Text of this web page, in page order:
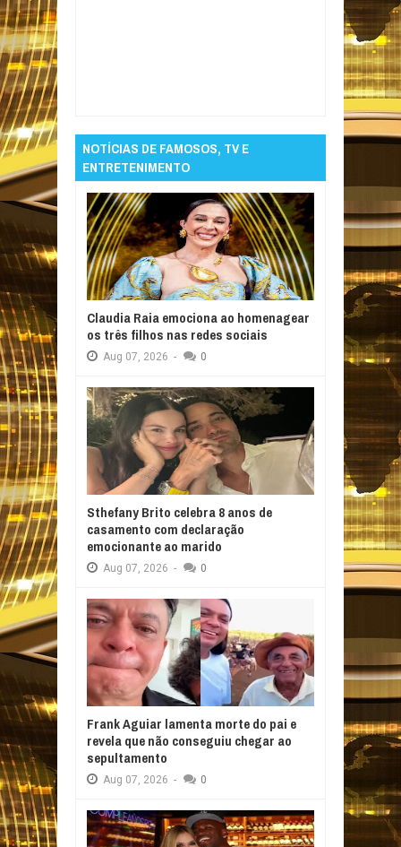
NOTÍCIAS DE FAMOSOS, TV E
ENTRETENIMENTO
Claudia Raia emociona ao homenagear
os três filhos nas redes sociais
Aug 07, 2026 - 0
Sthefany Brito celebra 8 anos de
casamento com declaração
emocionante ao marido
Aug 07, 2026 - 0
Frank Aguiar lamenta morte do pai e
revela que não conseguiu chegar ao
sepultamento
Aug 07, 2026 - 0